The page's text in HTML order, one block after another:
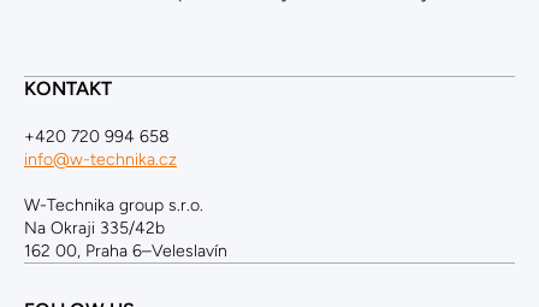
KONTAKT
+420 720 994 658
info@w-technika.cz
W-Technika group s.r.o.
Na Okraji 335/42b
162 00, Praha 6–Veleslavín